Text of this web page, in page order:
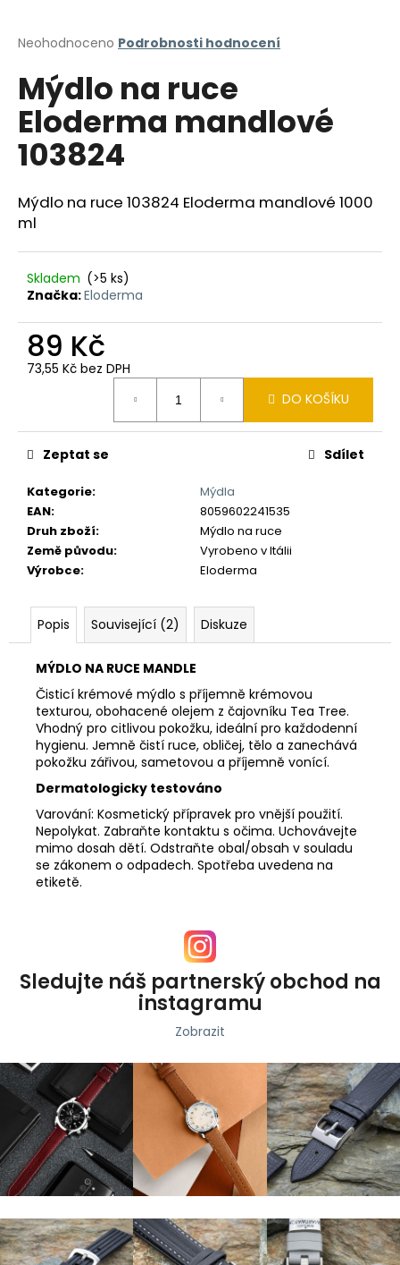
Průměrné
produktu
je
0,0
5
hvězdiček.
Neohodnoceno Podrobnosti hodnocení
Mýdlo na ruce
Eloderma mandlové
103824
Mýdlo na ruce 103824 Eloderma mandlové 1000
ml
Skladem (>5 ks)
Značka:Eloderma
89 Kč
73,55 Kč bez DPH
DO KOŠÍKU
Kategorie:
Mýdla
EAN:
8059602241535
Druh zboží:
Mýdlo na ruce
Země původu:
Vyrobeno v Itálii
Výrobce: Eloderma
Zeptat se Sdílet
Popis Související (2) Diskuze
MÝDLO NA RUCE MANDLE
Čisticí krémové mýdlo s příjemně krémovou
texturou, obohacené olejem z čajovníku Tea Tree.
Vhodný pro citlivou pokožku, ideální pro každodenní
hygienu. Jemně čistí ruce, obličej, tělo a zanechává
pokožku zářivou, sametovou a příjemně vonící.
Dermatologicky testováno
Varování: Kosmetický přípravek pro vnější použití.
Nepolykat. Zabraňte kontaktu s očima. Uchovávejte
mimo dosah dětí. Odstraňte obal/obsah v souladu
se zákonem o odpadech. Spotřeba uvedena na
etiketě.
j
t
?
HLEDAT
D
o
p
o
e
m
e
Sledujte náš partnerský obchod na
instagramu
Zobrazit